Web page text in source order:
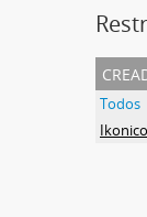
Todos